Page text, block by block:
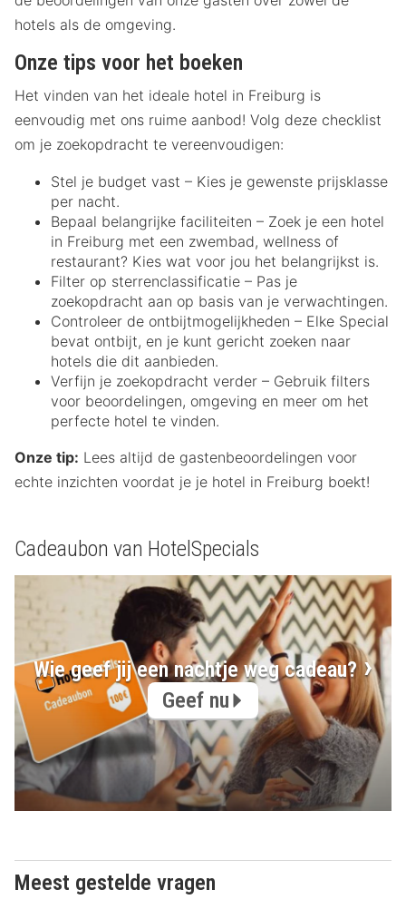
hotels als de omgeving.
Onze tips voor het boeken
Het vinden van het ideale hotel in Freiburg is
eenvoudig met ons ruime aanbod! Volg deze checklist
om je zoekopdracht te vereenvoudigen:
Stel je budget vast – Kies je gewenste prijsklasse
per nacht.
Bepaal belangrijke faciliteiten – Zoek je een hotel
in Freiburg met een zwembad, wellness of
restaurant? Kies wat voor jou het belangrijkst is.
Filter op sterrenclassificatie – Pas je
zoekopdracht aan op basis van je verwachtingen.
Controleer de ontbijtmogelijkheden – Elke Special
bevat ontbijt, en je kunt gericht zoeken naar
hotels die dit aanbieden.
Verfijn je zoekopdracht verder – Gebruik filters
voor beoordelingen, omgeving en meer om het
perfecte hotel te vinden.
Onze tip: Lees altijd de gastenbeoordelingen voor
echte inzichten voordat je je hotel in Freiburg boekt!
Cadeaubon van HotelSpecials
Wie geef jij een nachtje weg cadeau?
Geef nu
Meest gestelde vragen